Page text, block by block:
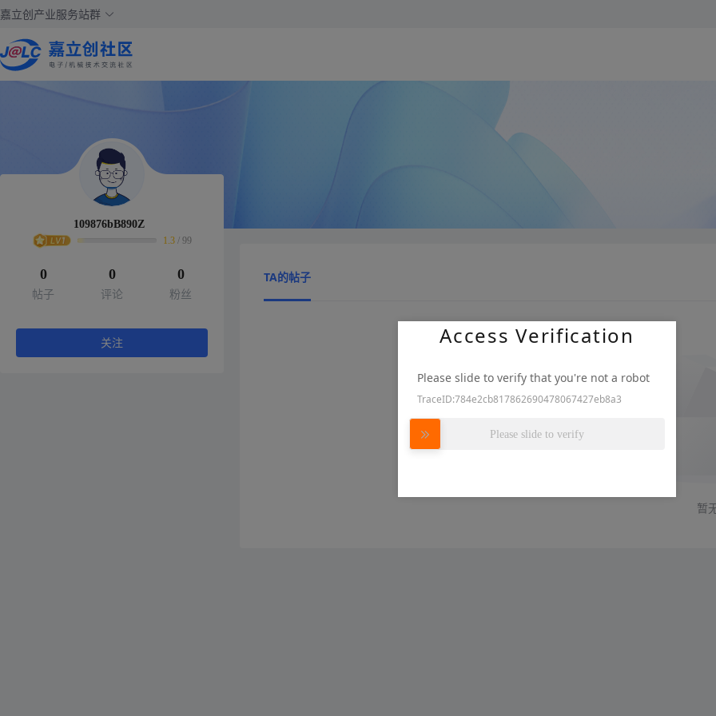
嘉立创产业服务站群
109876bB890Z
1.3 / 99
0
帖子
0
评论
0
粉丝
关注
TA的帖子
暂
Access Verification
Please slide to verify that you're not a robot
TraceID:784e2cb817862690478067427eb8a3
Please slide to verify